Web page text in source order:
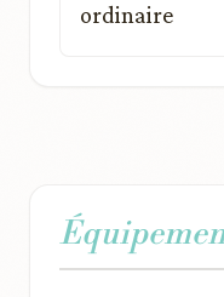
ordinaire